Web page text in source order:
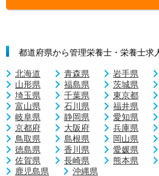
都道府県から管理栄養士・栄養士求
北海道 青森県 岩手県
山形県
福島県 茨城県
埼玉県
千葉県 東京都
富山県
石川県 福井県
岐阜県
静岡県 愛知県
京都府
大阪府 兵庫県
鳥取県
島根県 岡山県
徳島県
香川県 愛媛県
佐賀県
長崎県 熊本県
鹿児島県
沖縄県